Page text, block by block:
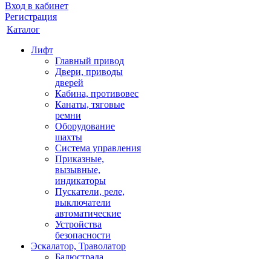
Вход в кабинет
Регистрация
Каталог
Лифт
Главный привод
Двери, приводы
дверей
Кабина, противовес
Канаты, тяговые
ремни
Оборудование
шахты
Система управления
Приказные,
вызывные,
индикаторы
Пускатели, реле,
выключатели
автоматические
Устройства
безопасности
Эскалатор, Траволатор
Балюстрада